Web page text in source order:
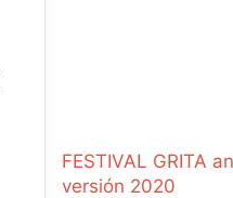
FESTIVAL GRITA
versión 2020